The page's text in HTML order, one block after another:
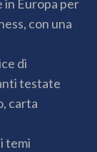
in Europa per
con una
di
testate
carta
temi